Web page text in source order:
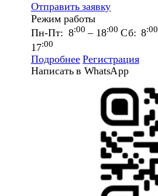
Отправить заявку
Режим работы
Пн-Пт: 8:00 – 18:00 Сб: 8:00
17:00
Подробнее Регистрация
Написать в WhatsApp